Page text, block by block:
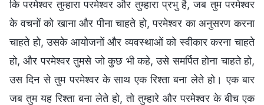
कि परमेश्वर तुम्हारा परमेश्वर और तुम्हारा प्रभु है, जब तुम परमेश्वर
के वचनों को खाना और पीना चाहते हो, परमेश्वर का अनुसरण करना
चाहते हो, उसके आयोजनों और व्यवस्थाओं को स्वीकार करना चाहते
हो, और परमेश्वर तुमसे जो कुछ भी कहे, उसे समर्पित होना चाहते हो,
उस दिन से तुम परमेश्वर के साथ एक रिश्ता बना लेते हो। एक बार
जब तुम यह रिश्ता बना लेते हो, तो तुम्हारे और परमेश्वर के बीच एक